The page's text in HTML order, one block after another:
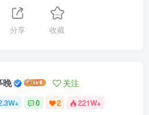
分享 收藏
晚 关注
0 2 221W+